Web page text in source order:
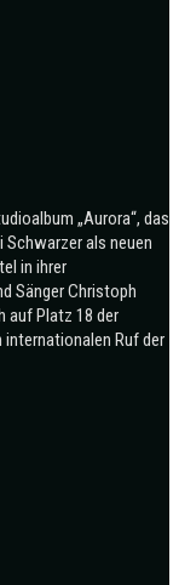
„Aurora“, das
Schwarzer als neuen
in ihrer
Sänger Christoph
auf Platz 18 der
Ruf der